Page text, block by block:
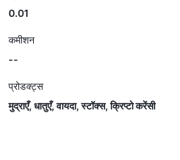
0.01
कमीशन
--
प्रोडक्ट्स
मुद्राएँ, धातुएँ, वायदा, स्टॉक्स, क्रिप्टो करेंसी